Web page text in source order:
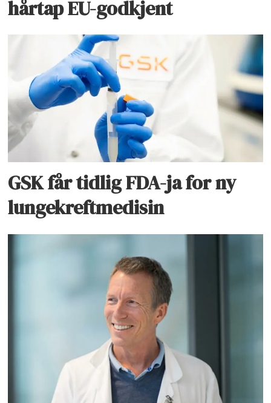
hårtap EU-godkjent
GSK får tidlig FDA-ja for ny
lungekreftmedisin